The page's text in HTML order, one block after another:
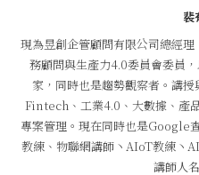
裴
現為昱創企管顧問有限公司總經
務顧問與生產力4.0委員會委員
家，同時也是趨勢觀察者。講授
Fintech、工業4.0、大數據、產
專案管理。現在同時也是Google
教練、物聯網講師丶AIoT教練丶
講師人